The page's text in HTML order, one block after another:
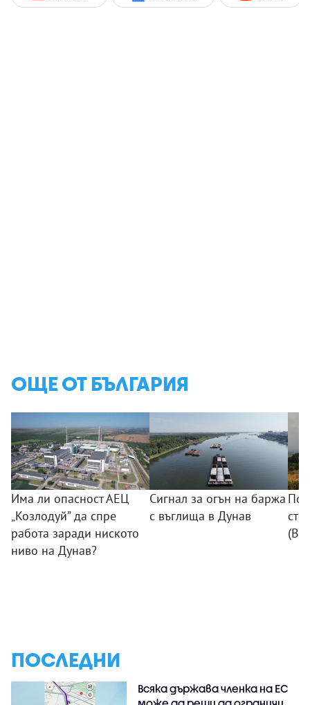
ОЩЕ ОТ БЪЛГАРИЯ
Има ли опасност АЕЦ
„Козлодуй” да спре
работа заради ниското
ниво на Дунав?
Сигнал за огън на баржа
с въглища в Дунав
ПОСЛЕДНИ
Всяка държава членка на ЕС